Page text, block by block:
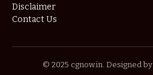
Disclaimer
Contact Us
© 2025 cgnow.in. Designed by